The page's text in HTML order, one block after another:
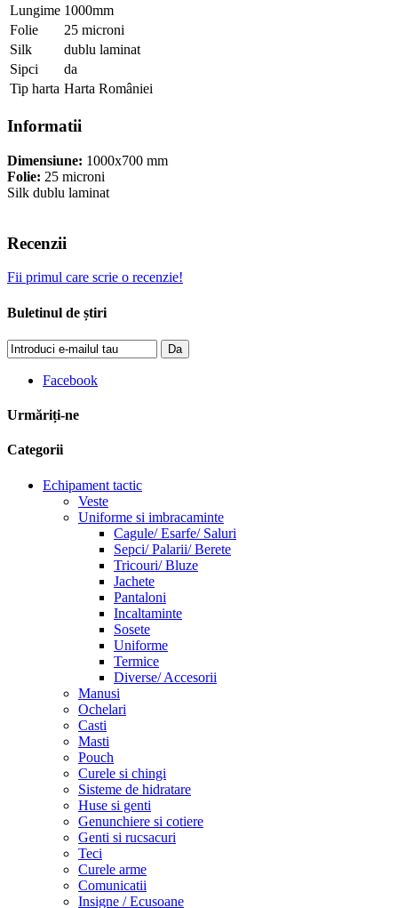
Lungime 1000mm
Folie
25 microni
Silk
dublu laminat
Sipci
da
Tip harta Harta României
Informatii
Dimensiune: 1000x700 mm
Folie: 25 microni
Silk dublu laminat
Recenzii
Fii primul care scrie o recenzie!
Buletinul de știri
Da
Facebook
Urmăriți-ne
Categorii
Echipament tactic
Veste
Uniforme si imbracaminte
Cagule/ Esarfe/ Saluri
Sepci/ Palarii/ Berete
Tricouri/ Bluze
Jachete
Pantaloni
Incaltaminte
Sosete
Uniforme
Termice
Diverse/ Accesorii
Manusi
Ochelari
Casti
Masti
Pouch
Curele si chingi
Sisteme de hidratare
Huse si genti
Genunchiere si cotiere
Genti si rucsacuri
Teci
Curele arme
Comunicatii
Insigne / Ecusoane